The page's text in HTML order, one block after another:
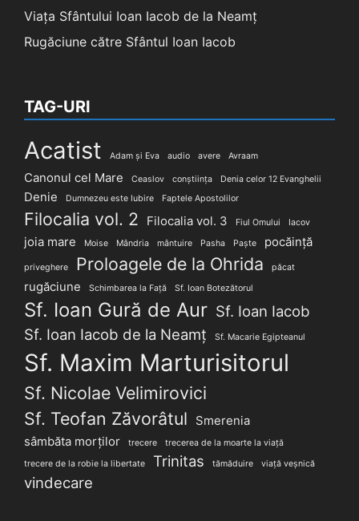
Viața Sfântului Ioan Iacob de la Neamț
Rugăciune către Sfântul Ioan Iacob
TAG-URI
Acatist Adam și Eva audio avere Avraam
Canonul cel Mare Ceaslov conștiința Denia celor 12 Evanghelii
Denie Dumnezeu este Iubire Faptele Apostolilor
Filocalia vol. 2 Filocalia vol. 3 Fiul Omului Iacov
joia mare Moise Mândria mântuire Pasha Paște pocăință
priveghere Proloagele de la Ohrida păcat
rugăciune Schimbarea la Față Sf. Ioan Botezătorul
Sf. Ioan Gură de Aur Sf. Ioan Iacob
Sf. Ioan Iacob de la Neamț
Sf. Macarie Egipteanul
Sf. Maxim Marturisitorul
Sf. Nicolae Velimirovici
Sf. Teofan Zăvorâtul
Smerenia
sâmbăta morților
trecere
trecerea de la moarte la viață
trecere de la robie la libertate
Trinitas tămăduire viață veșnică
vindecare